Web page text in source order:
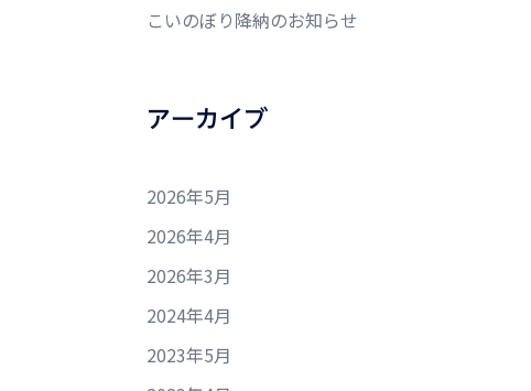
こいのぼり降納のお知らせ
アーカイブ
2026年5月
2026年4月
2026年3月
2024年4月
2023年5月